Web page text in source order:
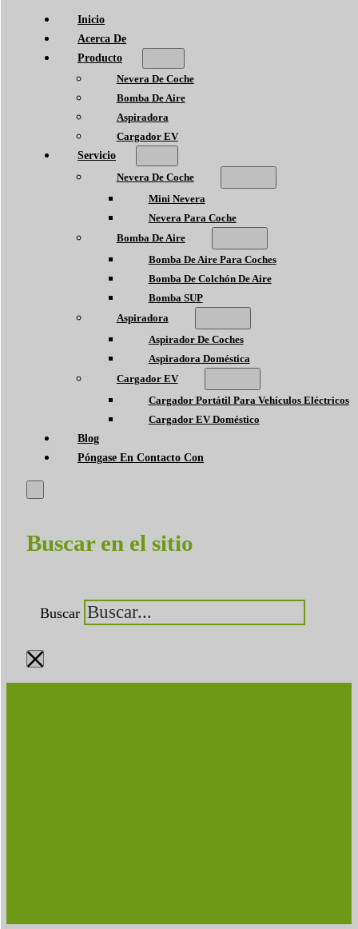
Inicio
Acerca De
Producto
Nevera De Coche
Bomba De Aire
Aspiradora
Cargador EV
Servicio
Nevera De Coche
Mini Nevera
Nevera Para Coche
Bomba De Aire
Bomba De Aire Para Coches
Bomba De Colchón De Aire
Bomba SUP
Aspiradora
Aspirador De Coches
Aspiradora Doméstica
Cargador EV
Cargador Portátil Para Vehículos Eléctricos
Cargador EV Doméstico
Blog
Póngase En Contacto Con
Buscar en el sitio
Buscar
×